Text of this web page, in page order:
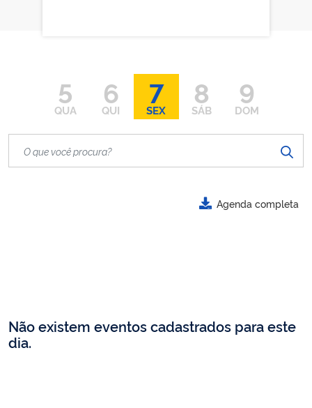
5
QUA
6
QUI
7
SEX
8
SÁB
9
DOM
Agenda completa
Não existem eventos cadastrados para este
dia.